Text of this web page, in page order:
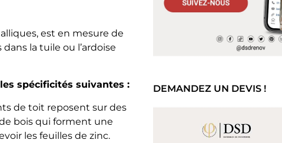
est en mesure de
la tuile ou l’ardoise
spécificités suivantes :
de toit reposent sur des
bois qui forment une
les feuilles de zinc.
DEMANDEZ UN DEVIS !